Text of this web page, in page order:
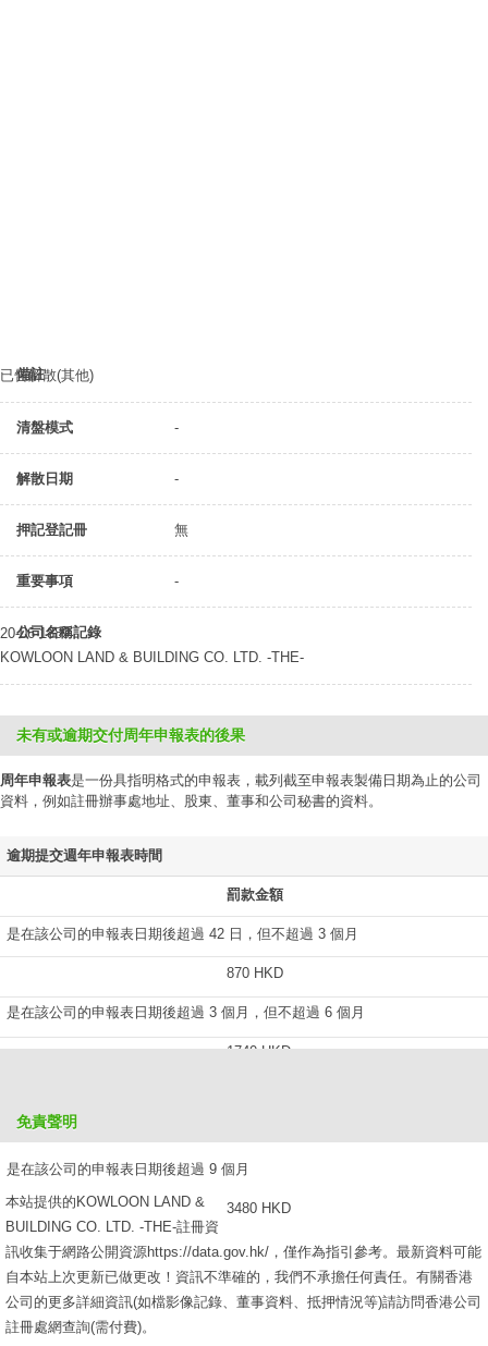
備註
已告解散(其他)
清盤模式 -
解散日期 -
押記登記冊 無
重要事項 -
公司名稱記錄
20-06-1889
KOWLOON LAND & BUILDING CO. LTD. -THE-
未有或逾期交付周年申報表的後果
周年申報表是一份具指明格式的申報表，載列截至申報表製備日期為止的公司
資料，例如註冊辦事處地址、股東、董事和公司秘書的資料。
逾期提交週年申報表時間
罰款金額
是在該公司的申報表日期後超過 42 日，但不超過 3 個月
870 HKD
是在該公司的申報表日期後超過 3 個月，但不超過 6 個月
1740 HKD
是在該公司的申報表日期後超過 9 個月
3480 HKD
免責聲明
本站提供的KOWLOON LAND &
BUILDING CO. LTD. -THE-註冊資
訊收集于網路公開資源https://data.gov.hk/，僅作為指引參考。最新資料可能
自本站上次更新已做更改！資訊不準確的，我們不承擔任何責任。有關香港
公司的更多詳細資訊(如檔影像記錄、董事資料、抵押情況等)請訪問香港公司
註冊處網查詢(需付費)。